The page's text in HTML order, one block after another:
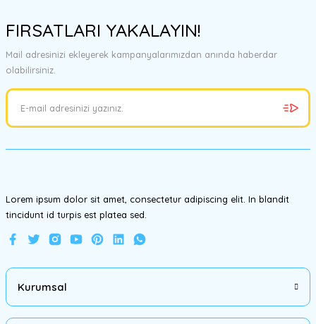
tarafımıza iletebilirsiniz.
Görüş ve önerileriniz için teşekkür ederiz.
Ürün resmi kalitesiz, bozuk veya görüntülenemiyor.
Ürün bilgilerinde hatalar bulunuyor.
FIRSATLARI YAKALAYIN!
Mail adresinizi ekleyerek kampanyalarımızdan anında haberdar
olabilirsiniz.
Lorem ipsum dolor sit amet, consectetur adipiscing elit. In blandit
tincidunt id turpis est platea sed.
Kurumsal